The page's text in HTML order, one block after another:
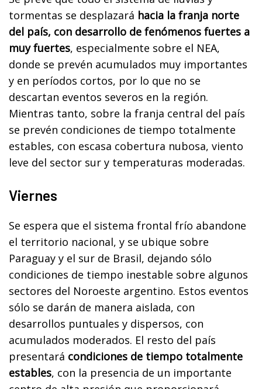
tormentas se desplazará hacia la franja norte
del país, con desarrollo de fenómenos fuertes a
muy fuertes, especialmente sobre el NEA,
donde se prevén acumulados muy importantes
y en períodos cortos, por lo que no se
descartan eventos severos en la región.
Mientras tanto, sobre la franja central del país
se prevén condiciones de tiempo totalmente
estables, con escasa cobertura nubosa, viento
leve del sector sur y temperaturas moderadas.
Viernes
Se espera que el sistema frontal frío abandone
el territorio nacional, y se ubique sobre
Paraguay y el sur de Brasil, dejando sólo
condiciones de tiempo inestable sobre algunos
sectores del Noroeste argentino. Estos eventos
sólo se darán de manera aislada, con
desarrollos puntuales y dispersos, con
acumulados moderados. El resto del país
presentará condiciones de tiempo totalmente
estables, con la presencia de un importante